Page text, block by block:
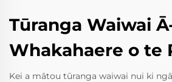
Tūranga Waiwai
Whakahaere o te
Kei a mātou tūranga waiwai nui ki